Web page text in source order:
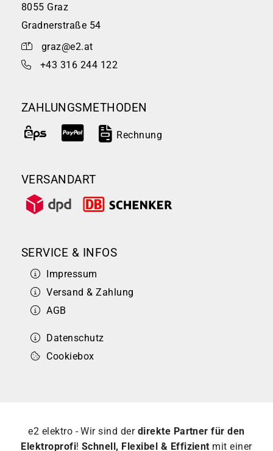
8055 Graz
Gradnerstraße 54
graz@e2.at
+43 316 244 122
ZAHLUNGSMETHODEN
Rechnung
VERSANDART
SERVICE & INFOS
Impressum
Versand & Zahlung
AGB
Datenschutz
Cookiebox
e2 elektro - Wir sind der direkte Partner für den
Elektroprofi! Schnell, Flexibel & Effizient mit einer